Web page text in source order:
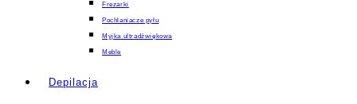
Frezarki
Pochlaniacze pyłu
Myjka ultradźwiękowa
Meble
Depilacja